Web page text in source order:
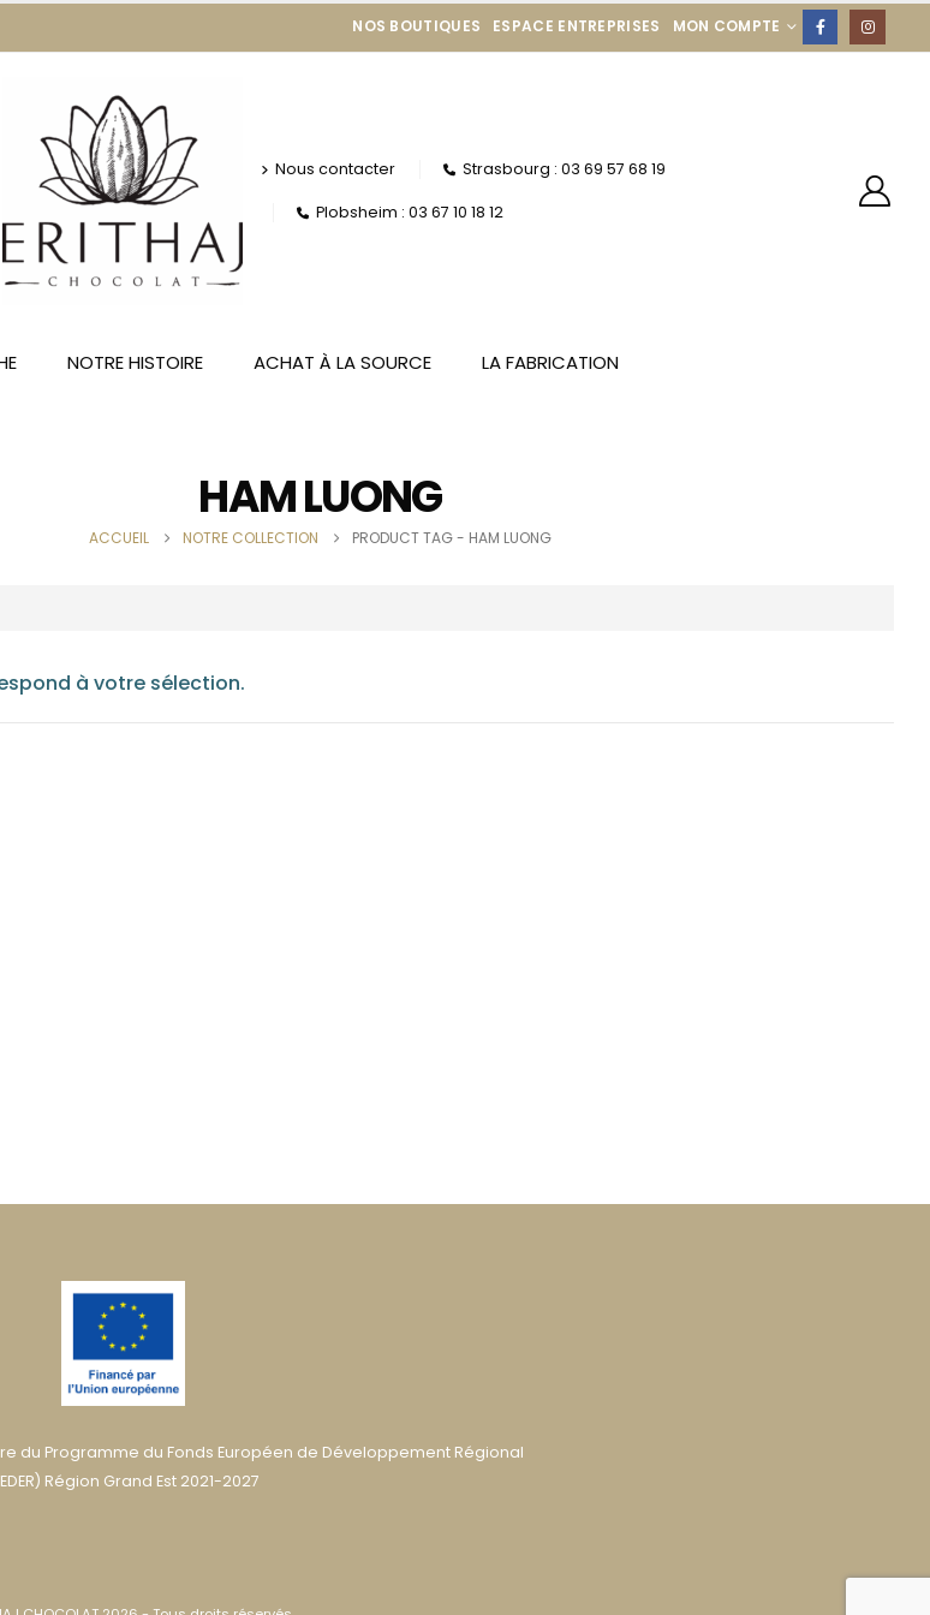
NOS BOUTIQUES ESPACE ENTREPRISES MON COMPTE
Nous contacter Strasbourg : 03 69 57 68 19
Plobsheim : 03 67 10 18 12
NOTRE HISTOIRE ACHAT À LA SOURCE LA FABRICATION
HAM LUONG
ACCUEIL NOTRE COLLECTION PRODUCT TAG - HAM LUONG
à votre sélection.
du Programme du Fonds Européen de Développement Régional
Région Grand Est 2021-2027